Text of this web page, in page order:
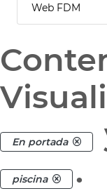
Web FDM
En portada
piscina .